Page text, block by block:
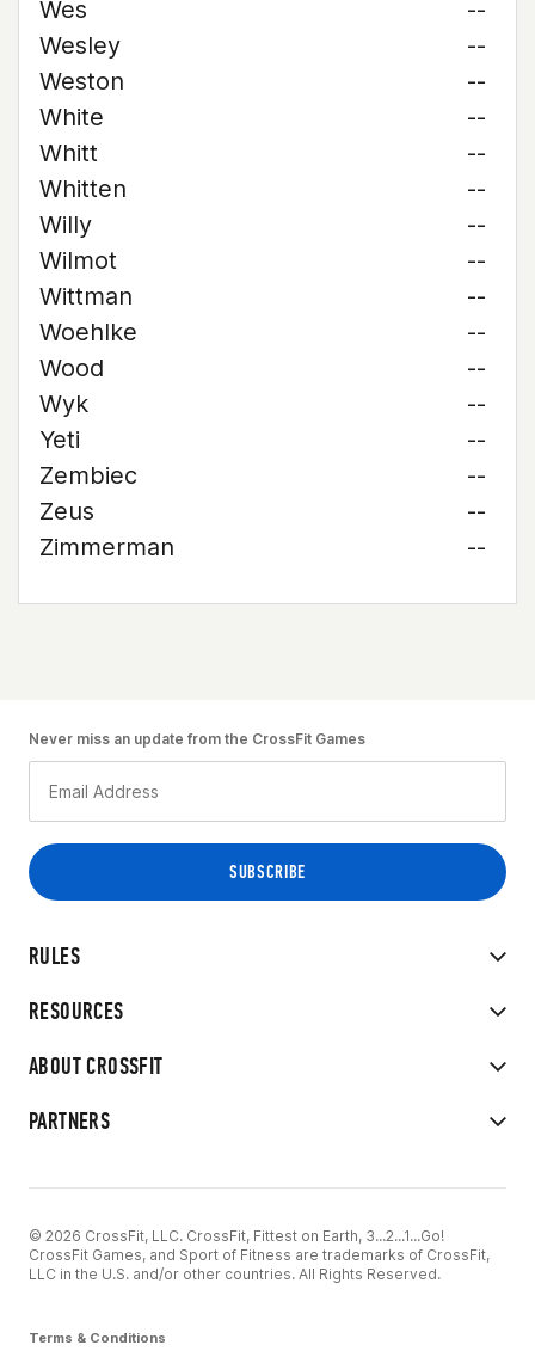
Wes
--
Wesley
--
Weston
--
White
--
Whitt
--
Whitten
--
Willy
--
Wilmot
--
Wittman
--
Woehlke
--
Wood
--
Wyk
--
Yeti
--
Zembiec
--
Zeus
--
Zimmerman
--
RULES
RESOURCES
ABOUT CROSSFIT
PARTNERS
Never miss an update from the CrossFit Games
© 2026 CrossFit, LLC. CrossFit, Fittest on Earth, 3...2...1...Go!
CrossFit Games, and Sport of Fitness are trademarks of CrossFit,
LLC in the U.S. and/or other countries. All Rights Reserved.
Terms & Conditions